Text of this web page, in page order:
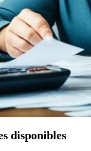
disponibles